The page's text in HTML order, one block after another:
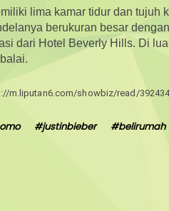
lima kamar tidur dan tujuh
berukuran besar
dari Hotel Beverly Hills. Di
m.liputan6.com/showbiz/read/
#justinbieber #belirumah